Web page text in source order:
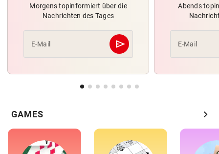
Morgens topinformiert über die
Nachrichten des Tages
E-Mail send
Abschicken
Abends
E-Mail
GAMES chevron_right